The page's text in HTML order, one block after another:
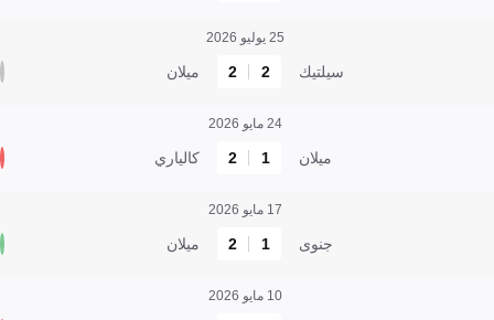
25 يوليو 2026
سيلتيك 2
2 ميلان
24 مايو 2026
ميلان 1
2 كالياري
17 مايو 2026
جنوى 1
2 ميلان
10 مايو 2026